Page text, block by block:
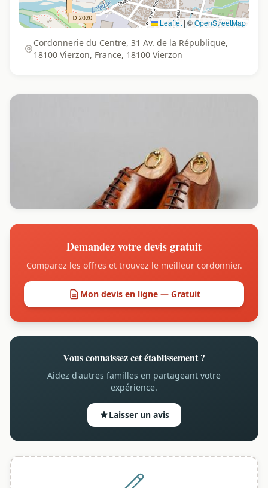
Leaflet | ©OpenStreetMap
Cordonnerie du Centre, 31 Av. de la République,
18100 Vierzon, France, 18100 Vierzon
Demandez votre devis gratuit
Comparez les offres et trouvez le meilleur cordonnier.
Mon devis en ligne — Gratuit
Vous connaissez cet établissement ?
Aidez d'autres familles en partageant votre
expérience.
Laisser un avis